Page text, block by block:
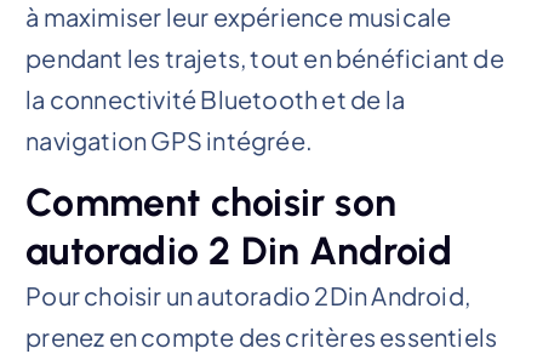
à maximiser leur expérience musicale
pendant les trajets, tout en bénéficiant de
la connectivité Bluetooth et de la
navigation GPS intégrée.
Comment choisir son
autoradio 2 Din Android
Pour choisir un autoradio 2Din Android,
prenez en compte des critères essentiels